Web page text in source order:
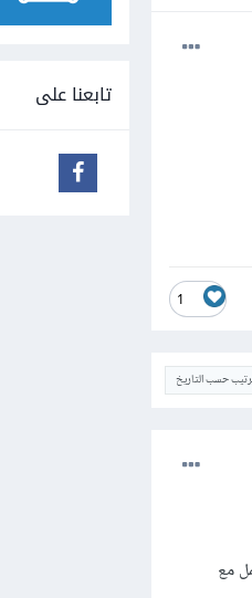
1
حسب التاريخ
مع
تابعنا على